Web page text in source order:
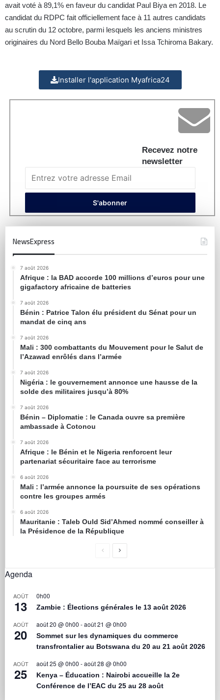
avait voté à 89,1% en faveur du candidat Paul Biya en 2018. Le
candidat du RDPC fait officiellement face à 11 autres candidats
au scrutin du 12 octobre, parmi lesquels les anciens ministres
originaires du Nord Bello Bouba Maïgari et Issa Tchiroma Bakary.
Installer l'application Myafrica24
Recevez notre
newsletter
NewsExpress
7 août 2026
Afrique : la BAD accorde 100 millions d’euros pour une
gigafactory africaine de batteries
7 août 2026
Bénin : Patrice Talon élu président du Sénat pour un
mandat de cinq ans
7 août 2026
Mali : 300 combattants du Mouvement pour le Salut de
l’Azawad enrôlés dans l’armée
7 août 2026
Nigéria : le gouvernement annonce une hausse de la
solde des militaires jusqu’à 80%
7 août 2026
Bénin – Diplomatie : le Canada ouvre sa première
ambassade à Cotonou
7 août 2026
Afrique : le Bénin et le Nigeria renforcent leur
partenariat sécuritaire face au terrorisme
6 août 2026
Mali : l’armée annonce la poursuite de ses opérations
contre les groupes armés
6 août 2026
Mauritanie : Taleb Ould Sid’Ahmed nommé conseiller à
la Présidence de la République
Agenda
AOÛT
13
0h00
Zambie : Élections générales le 13 août 2026
AOÛT
20
août 20 @ 0h00 -août 21 @ 0h00
Sommet sur les dynamiques du commerce
transfrontalier au Botswana du 20 au 21 août 2026
AOÛT
25
août 25 @ 0h00 -août 28 @ 0h00
Kenya – Éducation : Nairobi accueille la 2e
Conférence de l’EAC du 25 au 28 août